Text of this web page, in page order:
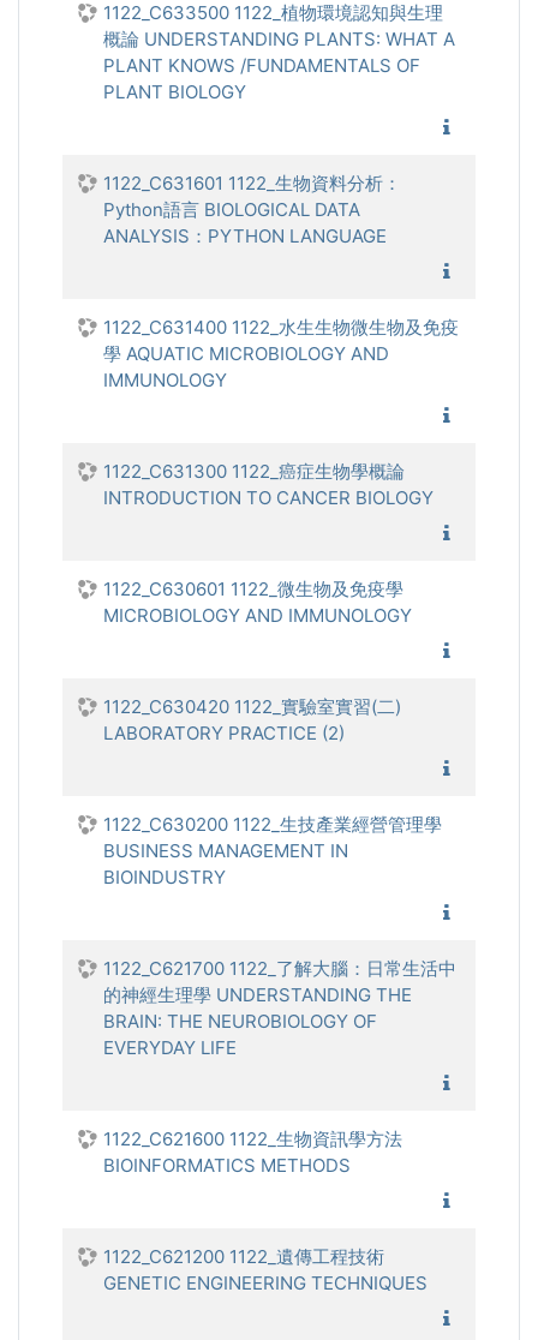
1122_C633500 1122_植物環境認知與生理
概論 UNDERSTANDING PLANTS: WHAT A
PLANT KNOWS /FUNDAMENTALS OF
PLANT BIOLOGY
1122_C631601 1122_生物資料分析：
Python語言 BIOLOGICAL DATA
ANALYSIS：PYTHON LANGUAGE
1122_C631400 1122_水生生物微生物及免疫
學 AQUATIC MICROBIOLOGY AND
IMMUNOLOGY
1122_C631300 1122_癌症生物學概論
INTRODUCTION TO CANCER BIOLOGY
1122_C630601 1122_微生物及免疫學
MICROBIOLOGY AND IMMUNOLOGY
1122_C630420 1122_實驗室實習(二)
LABORATORY PRACTICE (2)
1122_C630200 1122_生技產業經營管理學
BUSINESS MANAGEMENT IN
BIOINDUSTRY
1122_C621700 1122_了解大腦：日常生活中
的神經生理學 UNDERSTANDING THE
BRAIN: THE NEUROBIOLOGY OF
EVERYDAY LIFE
1122_C621600 1122_生物資訊學方法
BIOINFORMATICS METHODS
1122_C621200 1122_遺傳工程技術
GENETIC ENGINEERING TECHNIQUES